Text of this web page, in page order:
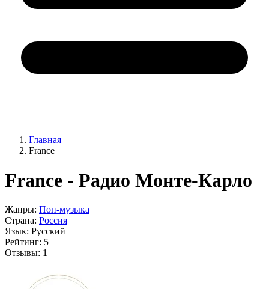
Главная
France
France - Радио Монте-Карло
Жанры: Поп-музыка
Страна: Россия
Язык: Русский
Рейтинг: 5
Отзывы: 1